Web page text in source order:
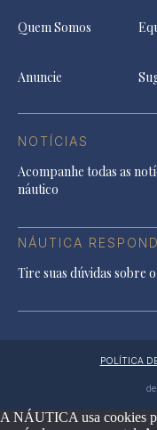
Quem Somos
Anuncie
NOTÍCIAS
Acompanhe todas as
náutico
NÁUTICA
Tire suas dúvidas sobre
POLÍTICA
A NÁUTICA usa cookies